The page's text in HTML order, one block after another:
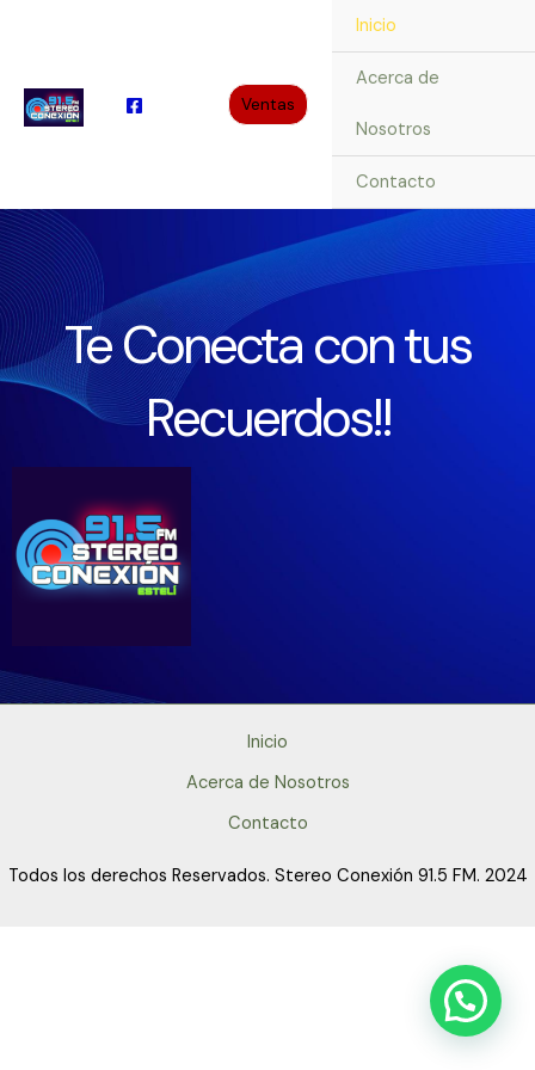
Ventas
Inicio
Acerca de
Nosotros
Contacto
Te Conecta con tus
Recuerdos!!
Inicio
Acerca de Nosotros
Contacto
Todos los derechos Reservados. Stereo Conexión 91.5 FM. 2024